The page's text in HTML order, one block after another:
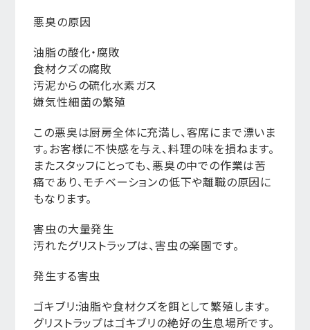
悪臭の原因
油脂の酸化・腐敗
食材クズの腐敗
汚泥からの硫化水素ガス
嫌気性細菌の繁殖
この悪臭は厨房全体に充満し、客席にまで漂いま
す。お客様に不快感を与え、料理の味を損ねます。
またスタッフにとっても、悪臭の中での作業は苦
痛であり、モチベーションの低下や離職の原因に
もなります。
害虫の大量発生
汚れたグリストラップは、害虫の楽園です。
発生する害虫
ゴキブリ:油脂や食材クズを餌として繁殖します。
グリストラップはゴキブリの絶好の生息場所です。